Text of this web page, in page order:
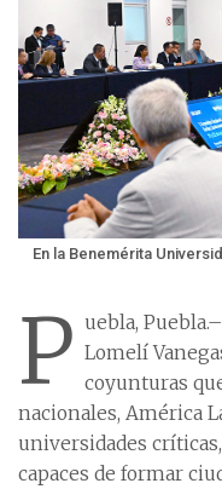
En la Benemérita
P uebla,
Lomelí
coyunturas
nacionales, América
universidades
capaces de formar